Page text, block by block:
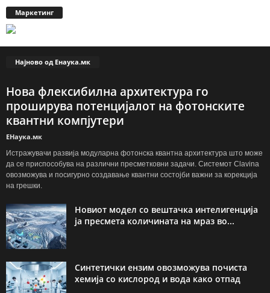
Маркетинг
Најново од Енаука.мк
Нова флексибилна архитектура го
проширува потенцијалот на фотонските
квантни компјутери
ЕНаука.мк
Истражувачи развија модуларна фотонска квантна архитектура што може
да се приспособува на различни пресметковни задачи. Системот Clavina
овозможува и посигурно создавање квантни состојби важни за корекција
на грешки.
Новиот модел со вештачка интелигенција
ја пресмета количината на мраз во...
Синтетички ензим овозможува почиста
хемија со кислород и вода како отпад